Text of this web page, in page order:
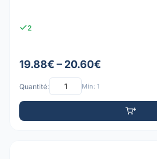
2
19.88€ – 20.60€
Quantité: Min: 1